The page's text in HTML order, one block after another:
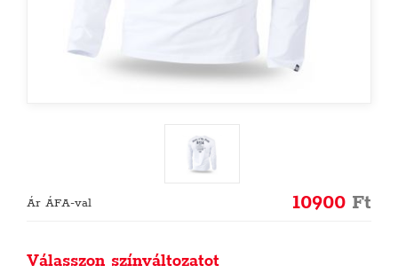
Ár ÁFA-val 10900 Ft
Válasszon színváltozatot